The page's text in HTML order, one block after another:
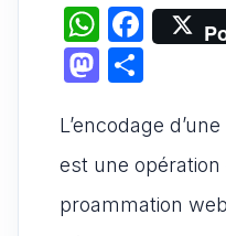
W
h
at
s
A
p
F
a
e
b
o
M
st
o
d
ta
g
er
L’encodage d’une
est une
proammation